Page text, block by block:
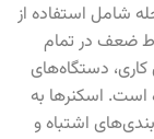
شامل استفاده از
ضعف در تمام
کاری، دستگاه‌های
است. اسکنرها به
اشتباه و